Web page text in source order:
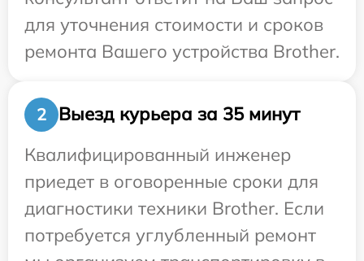
для уточнения стоимости и сроков
ремонта Вашего устройства Brother.
2
Выезд курьера за 35 минут
Квалифицированный инженер
приедет в оговоренные сроки для
диагностики техники Brother. Если
потребуется углубленный ремонт